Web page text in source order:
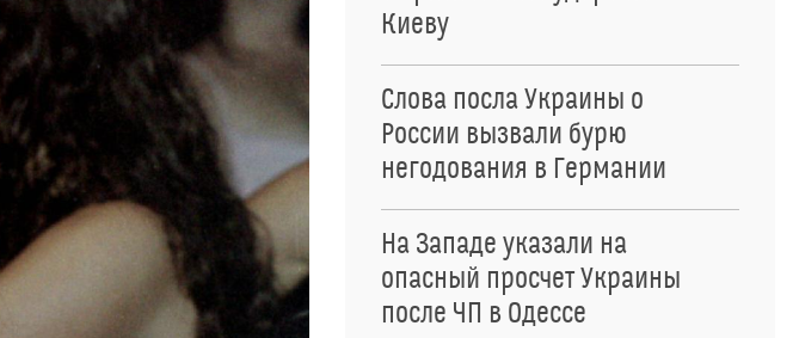
Киеву
Слова посла Украины о
России вызвали бурю
негодования в Германии
На Западе указали на
опасный просчет Украины
после ЧП в Одессе